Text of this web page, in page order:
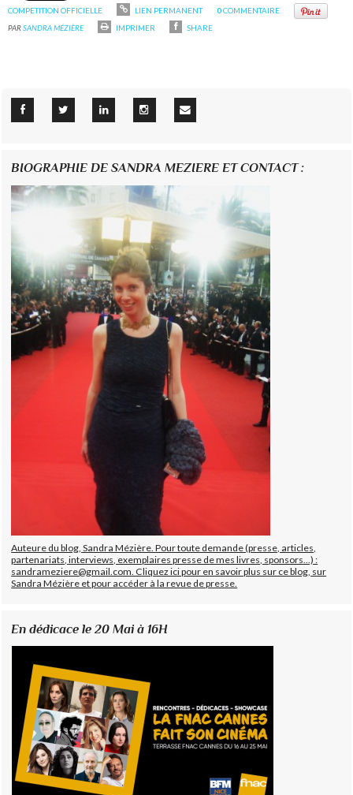
COMPETITION OFFICIELLE
LIEN PERMANENT 0COMMENTAIRE
PARSANDRA MÉZIÈRE IMPRIMER SHARE
BIOGRAPHIE DE SANDRA MEZIERE ET CONTACT :
Auteure du blog, Sandra Mézière. Pour toute demande (presse, articles,
partenariats, interviews, exemplaires presse de mes livres, sponsors...) :
sandrameziere@gmail.com. Cliquez ici pour en savoir plus sur ce blog, sur
Sandra Mézière et pour accéder à la revue de presse.
En dédicace le 20 Mai à 16H